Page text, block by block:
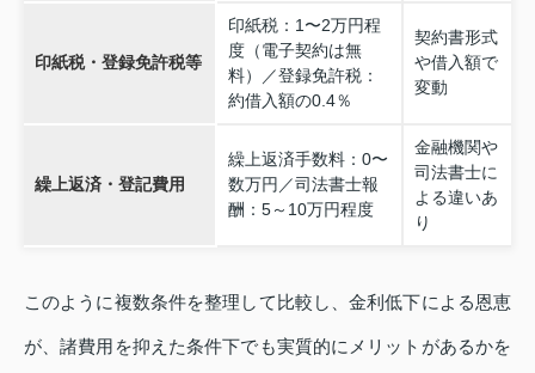
印紙税・登録免許税等
印紙税：1〜2万円程
度（電子契約は無
料）／登録免許税：
約借入額の0.4％
契約書形式
や借入額で
変動
繰上返済・登記費用
繰上返済手数料：0〜
数万円／司法書士報
酬：5～10万円程度
金融機関や
司法書士に
よる違いあ
り
このように複数条件を整理して比較し、金利低下による恩恵
が、諸費用を抑えた条件下でも実質的にメリットがあるかを